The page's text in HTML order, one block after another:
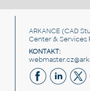
ARKANCE (CAD
Center & Services
KONTAKT: